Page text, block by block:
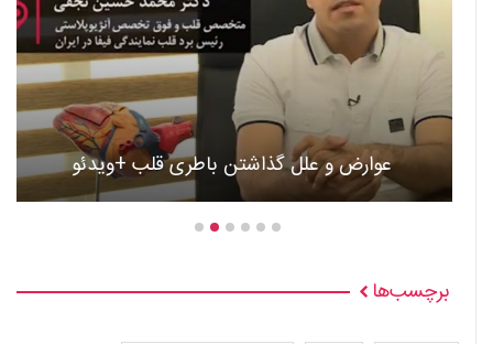
عوارض و علل گذاشتن باطری قلب +ویدئو
برچسب‌ها